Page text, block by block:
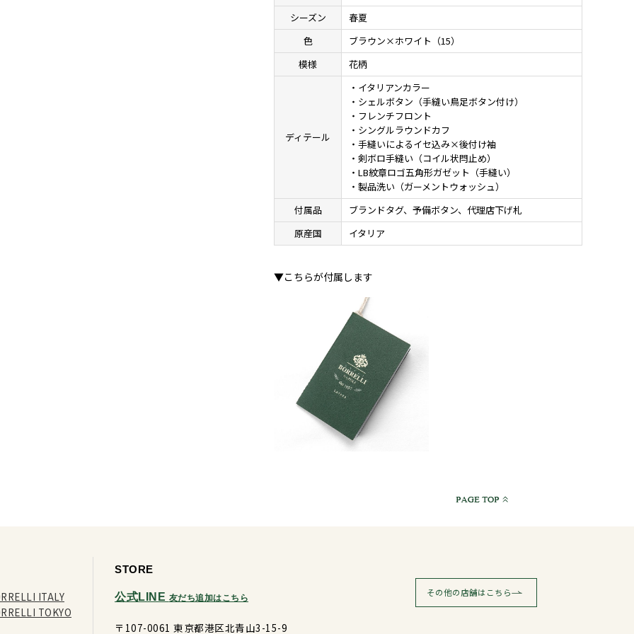
シーズン
春夏
色
ブラウン×ホワイト（15）
模様
花柄
ディテール
・イタリアンカラー
・シェルボタン（手縫い鳥足ボタン付け）
・フレンチフロント
・シングルラウンドカフ
・手縫いによるイセ込み×後付け袖
・剣ボロ手縫い（コイル状閂止め）
・LB紋章ロゴ五角形ガゼット（手縫い）
・製品洗い（ガーメントウォッシュ）
付属品
ブランドタグ、予備ボタン、代理店下げ札
原産国
イタリア
▼こちらが付属します
ITALY
TOKYO
STORE
公式LINE 友だち追加はこちら
〒107-0061 東京都港区北青山3-15-9
その他の店舗はこちら